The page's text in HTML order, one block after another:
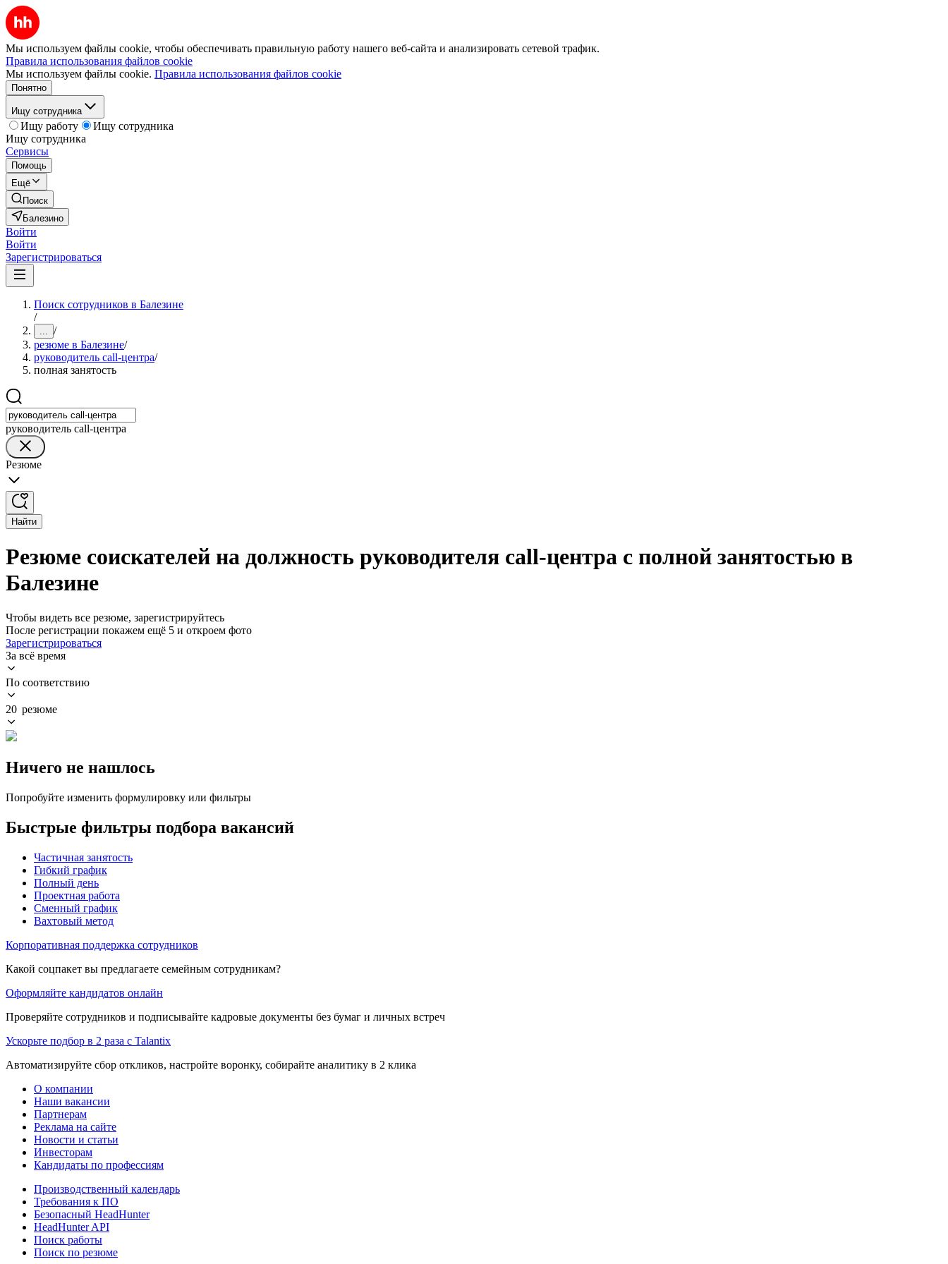
Мы используем файлы cookie, чтобы обеспечивать правильную работу нашего веб-сайта и анализировать сетевой трафик.
Правила использования файлов cookie
Мы используем файлы cookie. Правила использования файлов cookie
Понятно
Ищу сотрудника
Ищу работу
Ищу сотрудника
Ищу сотрудника
Сервисы
Помощь
Ещё
Поиск
Балезино
Войти
Войти
Зарегистрироваться
Поиск сотрудников в Балезине
/
... /
резюме в Балезине/
руководитель call-центра/
полная занятость
руководитель call-центра
Резюме
Найти
Резюме соискателей на должность руководителя call-центра с полной занятостью в
Балезине
Чтобы видеть все резюме, зарегистрируйтесь
После регистрации покажем ещё 5 и откроем фото
Зарегистрироваться
За всё время
По соответствию
20 резюме
Ничего не нашлось
Попробуйте изменить формулировку или фильтры
Быстрые фильтры подбора вакансий
Частичная занятость
Гибкий график
Полный день
Проектная работа
Сменный график
Вахтовый метод
Корпоративная поддержка сотрудников
Какой соцпакет вы предлагаете семейным сотрудникам?
Оформляйте кандидатов онлайн
Проверяйте сотрудников и подписывайте кадровые документы без бумаг и личных встреч
Ускорьте подбор в 2 раза с Talantix
Автоматизируйте сбор откликов, настройте воронку, собирайте аналитику в 2 клика
О компании
Наши вакансии
Партнерам
Реклама на сайте
Новости и статьи
Инвесторам
Кандидаты по профессиям
Производственный календарь
Требования к ПО
Безопасный HeadHunter
HeadHunter API
Поиск работы
Поиск по резюме